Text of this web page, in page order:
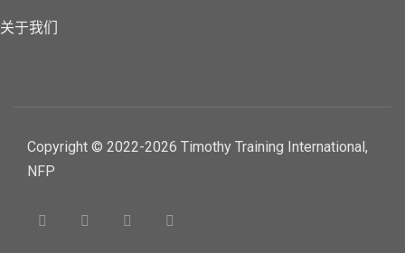
关于我们
Copyright © 2022-2026 Timothy Training International,
NFP